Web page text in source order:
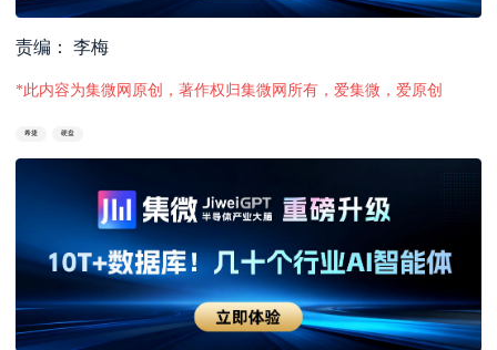
责编： 李梅
*此内容为集微网原创，著作权归集微网所有，爱集微，爱原创
希捷 硬盘